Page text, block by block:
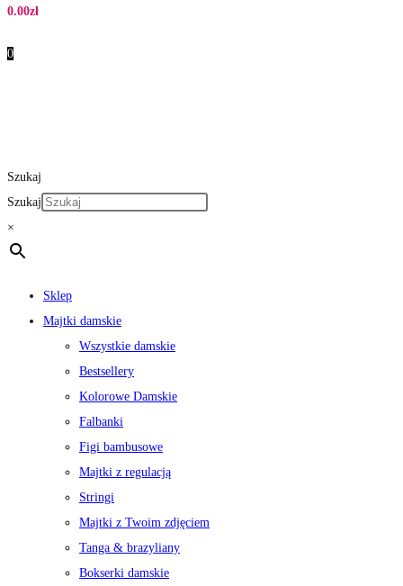
0.00zł
0
Szukaj
Szukaj
×
Sklep
Majtki damskie
Wszystkie damskie
Bestsellery
Kolorowe Damskie
Falbanki
Figi bambusowe
Majtki z regulacją
Stringi
Majtki z Twoim zdjęciem
Tanga & brazyliany
Bokserki damskie